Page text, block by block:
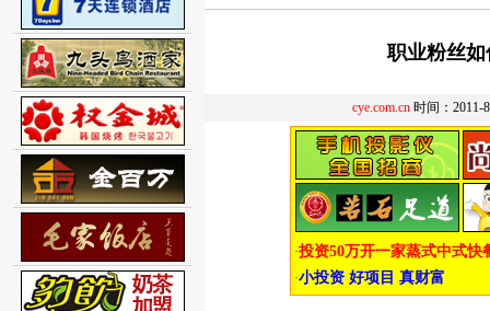
职业粉丝
cye.com.cn 时间：2011-